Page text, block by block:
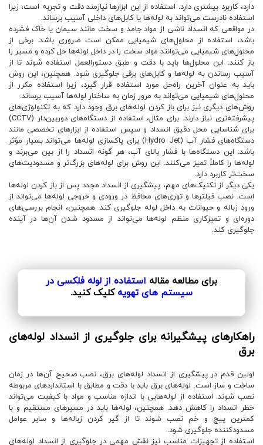
دارد، کاربرد بیشتری دارد. استفاده از این ابزارها نیازمند دقت و تجربه است، زیرا
استفاده نادرست می‌تواند به لوله‌ها یا کابل‌های داخلی آسیب برساند.
در مواقعی که انسداد ناشی از مواد جامد و سخت مانند سیمان یا خاک فشرده
باشد، استفاده از محلول‌های شیمیایی ممکن است ضروری باشد. برخی از
محلول‌های شیمیایی می‌توانند مواد سخت را در داخل لوله‌ها حل کرده و مسیر را
باز کنند. این محلول‌ها باید با دقت و طبق دستورالعمل استفاده شوند تا از
آسیب رساندن به لوله‌ها و کابل‌های برقی جلوگیری شود. همچنین، این روش
باید به عنوان آخرین راه‌حل مورد استفاده قرار گیرد، زیرا استفاده مکرر از
محلول‌های شیمیایی می‌تواند به مرور زمان به ساختار لوله‌ها آسیب برساند.
روش‌های دیگری نیز برای باز کردن لوله‌های برق وجود دارد که به تکنولوژی‌های
پیشرفته‌تری نیاز دارند. برای مثال، استفاده از دستگاه‌های دوربین‌دار (CCTV)
برای شناسایی محل دقیق انسداد و سپس استفاده از ابزارهای تخصصی مانند
دستگاه‌های فشار آب (Hydro Jet) برای پاکسازی لوله‌ها می‌تواند بسیار مؤثر
باشد. این دستگاه‌ها با فشار بالای آب، هر گونه انسداد را از بین می‌برند و
لوله‌ها را کاملاً تمیز می‌کنند. این روش برای لوله‌های بزرگ‌تر و مسدودیت‌های
سخت‌تر کاربرد دارد.
یکی دیگر از تکنیک‌های مهم، پیشگیری از انسداد مجدد پس از باز کردن لوله‌ها
است. نصب فیلترها و توری‌های محافظ در ورودی و خروجی لوله‌ها می‌تواند از
ورود زباله و حیوانات به داخل لوله جلوگیری کند. همچنین، انجام بررسی‌های
دوره‌ای و تمیزکاری منظم لوله‌ها می‌تواند از مسدود شدن آن‌ها در آینده
جلوگیری کند.
برای مطالعه مقاله استفاده از لوله فلکسی در
سیستم های تهویهکلیک کنید.
راهکارهای پیشگیرانه برای جلوگیری از انسداد لوله‌های
برق
اولین قدم در پیشگیری از انسداد لوله‌های برق، نصب صحیح آن‌ها در زمان
ساخت و ساز است. لوله‌های برق باید با دقت و مطابق با استانداردهای مربوطه
نصب شوند. استفاده از لوله‌هایی با اندازه مناسب و مواد با کیفیت می‌تواند
خطر انسداد را کاهش دهد. همچنین، لوله‌ها باید در مسیرهای مستقیم و با
کمترین پیچ و خم نصب شوند تا از گیر کردن زباله‌ها و سایر عوامل
مسدودکننده جلوگیری شود.
استفاده از تجهیزات مناسب نیز نقش مهمی در جلوگیری از انسداد لوله‌های